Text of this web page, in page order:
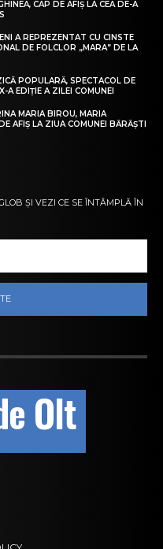
CAP DE AFIȘ LA CEA DE-A
A REPREZENTAT CU CINSTE
DE FOLCLOR „MARA” DE LA
POPULARĂ, SPECTACOL DE
A EDIȚIE A ZILEI COMUNEI
MARIA BIROU, MARIA
AFIȘ LA ZIUA COMUNEI BĂRĂȘTI
ȘI VEZI CE SE ÎNTÂMPLĂ ÎN
Olt